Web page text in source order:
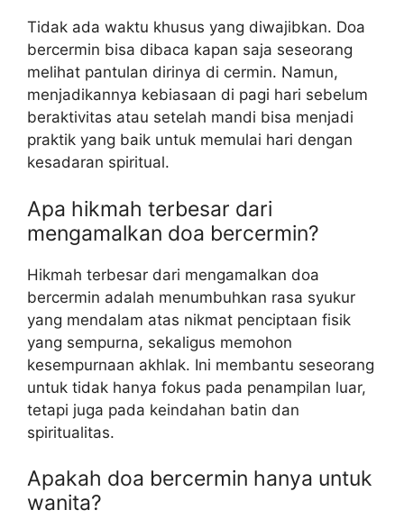
Tidak ada waktu khusus yang diwajibkan. Doa
bercermin bisa dibaca kapan saja seseorang
melihat pantulan dirinya di cermin. Namun,
menjadikannya kebiasaan di pagi hari sebelum
beraktivitas atau setelah mandi bisa menjadi
praktik yang baik untuk memulai hari dengan
kesadaran spiritual.
Apa hikmah terbesar dari
mengamalkan doa bercermin?
Hikmah terbesar dari mengamalkan doa
bercermin adalah menumbuhkan rasa syukur
yang mendalam atas nikmat penciptaan fisik
yang sempurna, sekaligus memohon
kesempurnaan akhlak. Ini membantu seseorang
untuk tidak hanya fokus pada penampilan luar,
tetapi juga pada keindahan batin dan
spiritualitas.
Apakah doa bercermin hanya untuk
wanita?